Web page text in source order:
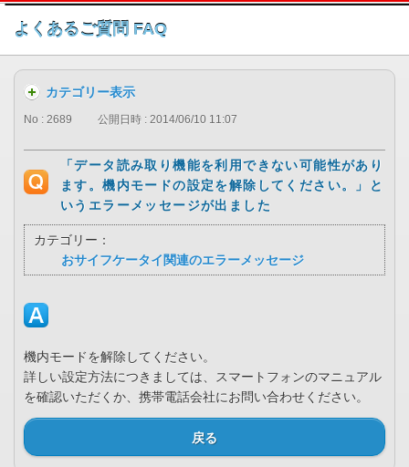
このページの本文へ
よくあるご質問 FAQ
カテゴリー表示
No : 2689 公開日時 : 2014/06/10 11:07
「データ読み取り機能を利用できない可能性があり
ます。機内モードの設定を解除してください。」と
いうエラーメッセージが出ました
カテゴリー：
おサイフケータイ関連のエラーメッセージ
機内モードを解除してください。
詳しい設定方法につきましては、スマートフォンのマニュアル
を確認いただくか、携帯電話会社にお問い合わせください。
戻る